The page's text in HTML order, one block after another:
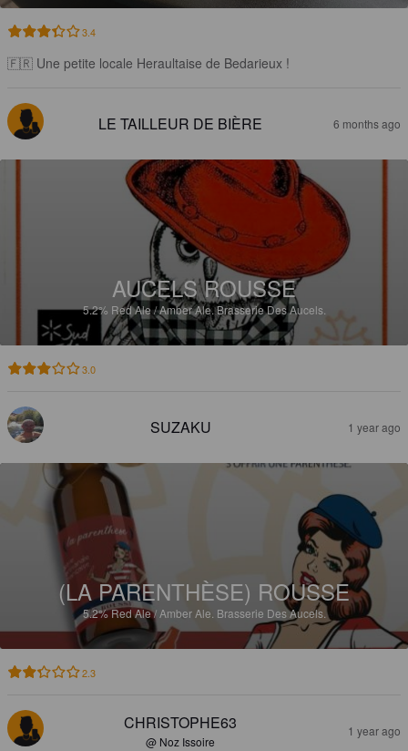
3.4
🇫🇷 Une petite locale Heraultaise de Bedarieux !
LE TAILLEUR DE BIÈRE 6 months ago
AUCELS ROUSSE
5.2% Red Ale / Amber Ale.Brasserie Des Aucels.
3.0
SUZAKU 1 year ago
(LA PARENTHÈSE) ROUSSE
5.2%Red Ale / Amber Ale. Brasserie Des Aucels.
2.3
CHRISTOPHE63
@ Noz Issoire
1 year ago